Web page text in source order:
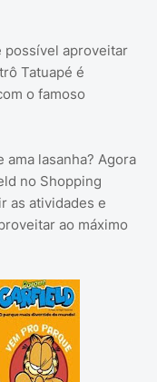
possível aproveitar
Tatuapé é
o famoso
lasanha? Agora
no Shopping
as atividades e
ao máximo